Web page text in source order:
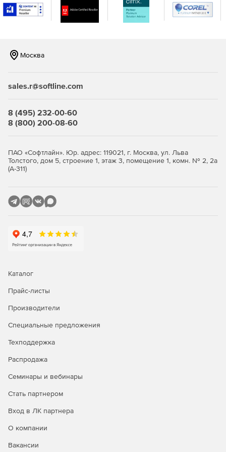
Росалкогольрегулирование (ЕГАИС).
Авторизация на Госуслугах, в Росреестре, на портале
Защищённый электронный документооборот с
Шифрование данных и защита соединений по
протоколу TLS с применением алгоритмов ГОСТ.
Кому пригодится
Руководителю и ИП — для работы на Госуслугах, в
ИТ-отделу — для централизованной установки СКЗИ
на рабочие места и серверы.
подписания контрактов на площадках госзакупок.
Инструменты КриптоПро CSP 5.0
инструментов для криптографических операций и защиты
Москва
sales.r@softline.com
8 (495) 232-00-60
8 (800) 200-08-60
ПАО «Софтлайн». Юр. адрес: 119021, г. Москва, ул. Льва
Толстого, дом 5, строение 1, этаж 3, помещение 1, комн. № 2, 2а
(А-311)
Каталог
Прайс-листы
Производители
Специальные предложения
Техподдержка
Распродажа
Семинары и вебинары
Стать партнером
Вход в ЛК партнера
О компании
Вакансии